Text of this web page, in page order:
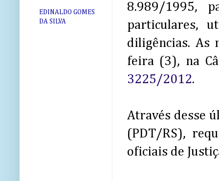
8.989/1995,
particulares,
diligências. As
feira (3), na
3225/2012.
Através desse
(PDT/RS),
oficiais de
EDINALDO GOMES
DA SILVA